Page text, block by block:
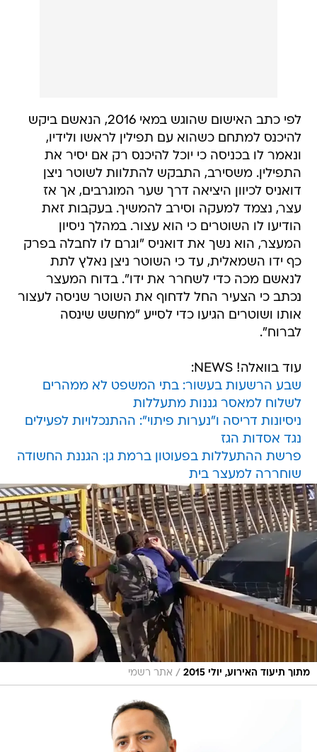
לפי כתב האישום שהוגש במאי 2016, הנאשם ביקש
להיכנס למתחם כשהוא עם תפילין לראשו ולידיו,
ונאמר לו בכניסה כי יוכל להיכנס רק אם יסיר את
התפילין. משסירב, התבקש להתלוות לשוטר ניצן
דואניס לכיוון היציאה דרך שער המוגרבים, אך אז
עצר, נצמד למעקה וסירב להמשיך. בעקבות זאת
הודיעו לו השוטרים כי הוא עצור. במהלך ניסיון
המעצר, הוא נשך את דואניס "וגרם לו לחבלה בפרק
כף ידו השמאלית, עד כי השוטר ניצן נאלץ לתת
לנאשם מכה כדי לשחרר את ידו". בדוח המעצר
נכתב כי הצעיר החל לדחוף את השוטר שניסה לעצור
אותו ושוטרים הגיעו כדי לסייע "מחשש שינסה
לברוח".
עוד בוואלה! NEWS:
שבע הרשעות בעשור: בתי המשפט לא ממהרים
לשלוח למאסר גננות מתעללות
ניסיונות דריסה ו"נערות פיתוי": ההתנכלויות לפעילים
נגד אסדות הגז
פרשת ההתעללות בפעוטון ברמת גן: הגננת החשודה
שוחררה למעצר בית
מתוך תיעוד האירוע, יולי 2015 / אתר רשמי